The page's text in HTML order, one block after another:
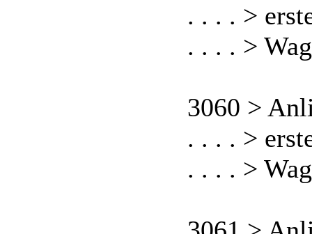
. . . . >
. . . . >
3060 >
. . . . >
. . . . >